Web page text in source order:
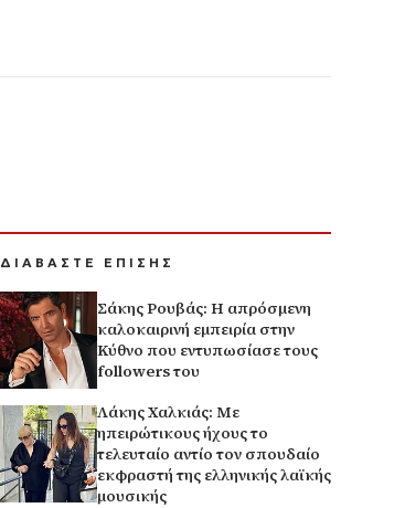
ΔΙΑΒΑΣΤΕ ΕΠΙΣΗΣ
Σάκης Ρουβάς: Η απρόσμενη
καλοκαιρινή εμπειρία στην
Κύθνο που εντυπωσίασε τους
followers του
Λάκης Χαλκιάς: Με
ηπειρώτικους ήχους το
τελευταίο αντίο τον σπουδαίο
εκφραστή της ελληνικής λαϊκής
μουσικής